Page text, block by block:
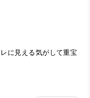
に見える気がして重宝